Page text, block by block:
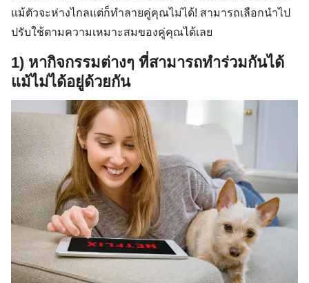
แม้ตัวจะห่างไกลแต่ก็ทำลายคู่คุณไม่ได้! สามารถเลือกนำไป
ปรับใช้ตามความเหมาะสมของคู่คุณได้เลย
1) หากิจกรรมต่างๆ ที่สามารถทำร่วมกันได้
แม้ไม่ได้อยู่ด้วยกัน